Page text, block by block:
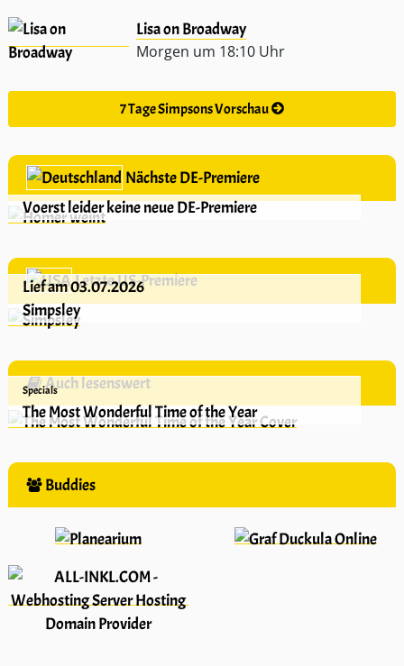
Lisa on Broadway
Morgen um 18:10 Uhr
7 Tage Simpsons Vorschau
Nächste DE-Premiere
Voerst leider keine neue DE-Premiere
Letzte US-Premiere
Lief am 03.07.2026
Simpsley
Auch lesenswert
Specials
The Most Wonderful Time of the Year
Buddies